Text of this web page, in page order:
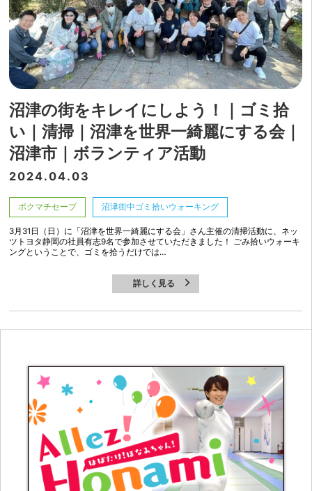
沼津の街をキレイにしよう！｜ゴミ拾
い｜清掃｜沼津を世界一綺麗にする会｜
沼津市｜ボランティア活動
2024.04.03
ボクマチセーブ 沼津街中ゴミ拾いウォーキング
3月31日（日）に「沼津を世界一綺麗にする会」さん主催の清掃活動に、ネッ
ツトヨタ静岡の社員有志9名で参加させていただきました！ ごみ拾いウォーキ
ングということで、ゴミを拾うだけでは…
詳しく見る